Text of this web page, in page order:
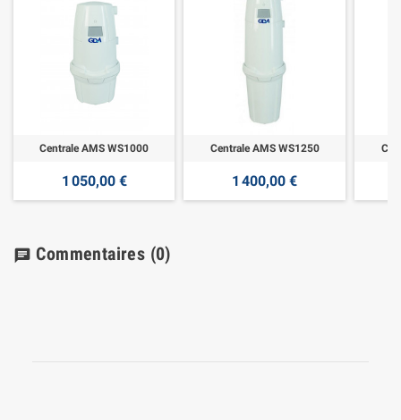
Centrale AMS WS1000
1 050,00 €
Centrale AMS WS1250
1 400,00 €
chat Commentaires (0)